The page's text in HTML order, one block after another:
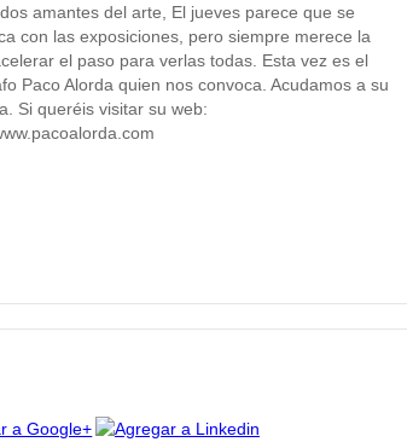
amantes del arte, El jueves parece que se
con las exposiciones, pero siempre merece la
el paso para verlas todas. Esta vez es el
Paco Alorda quien nos convoca. Acudamos a su
Si queréis visitar su web: